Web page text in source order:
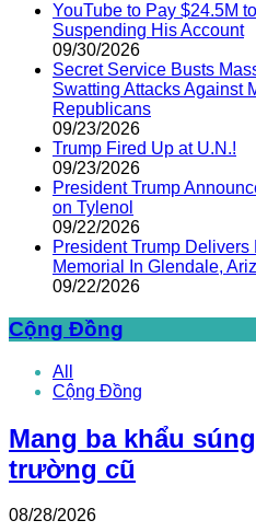
YouTube to Pay $24.5M
Suspending His Account
09/30/2026
Secret Service Busts
Swatting Attacks Against
Republicans
09/23/2026
Trump Fired Up at U.N.!
09/23/2026
President Trump
on Tylenol
09/22/2026
President Trump Delivers
Memorial In Glendale,
09/22/2026
Cộng Đồng
All
Cộng Đồng
Mang ba khẩu
trường cũ
08/28/2026